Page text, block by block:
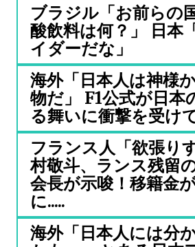
ブラジル「お前らの
酸飲料は何？」 日本
イダーだな」
海外「日本人は神様
物だ」 F1公式が日本
る舞いに衝撃を受け
フランス人「欲張り
村敬斗、ランス残留
会長が示唆！移籍金
に.....
海外「日本人には分